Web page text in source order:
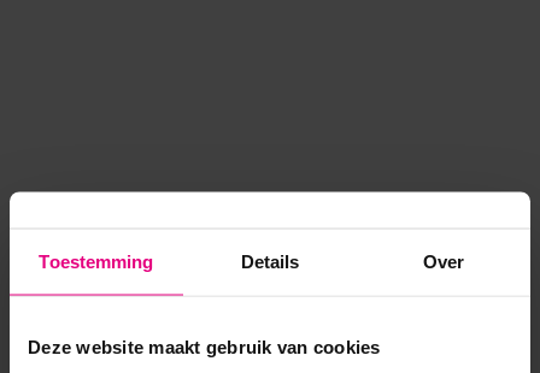
Toestemming Details Over
Deze website maakt gebruik van cookies